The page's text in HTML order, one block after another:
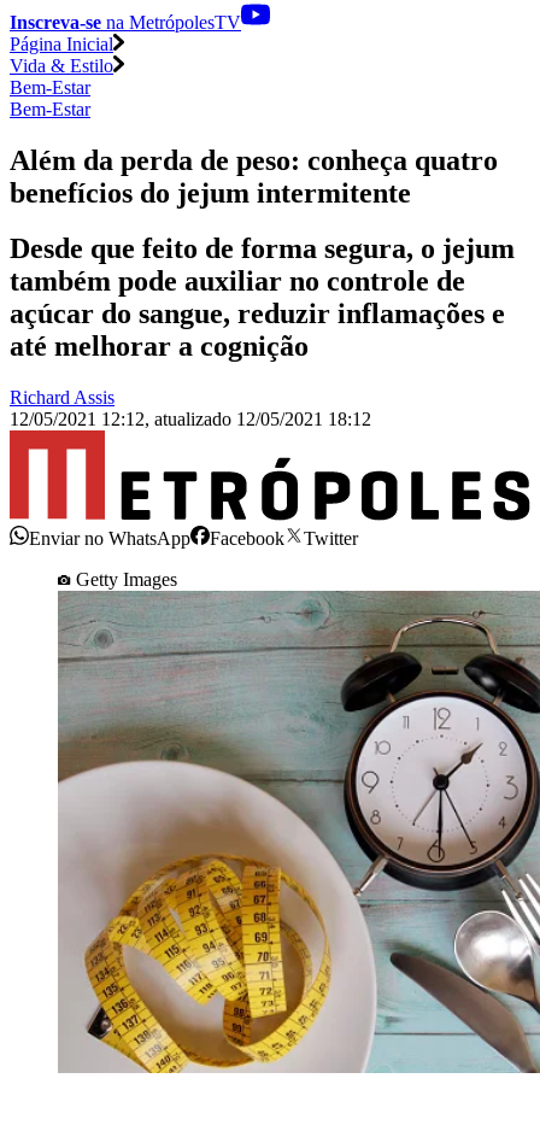
Inscreva-se na MetrópolesTV
Página Inicial
Vida & Estilo
Bem-Estar
Bem-Estar
Além da perda de peso: conheça quatro
benefícios do jejum intermitente
Desde que feito de forma segura, o jejum
também pode auxiliar no controle de
açúcar do sangue, reduzir inflamações e
até melhorar a cognição
Richard Assis
12/05/2021 12:12, atualizado 12/05/2021 18:12
Enviar no WhatsApp Facebook
Twitter
Getty Images